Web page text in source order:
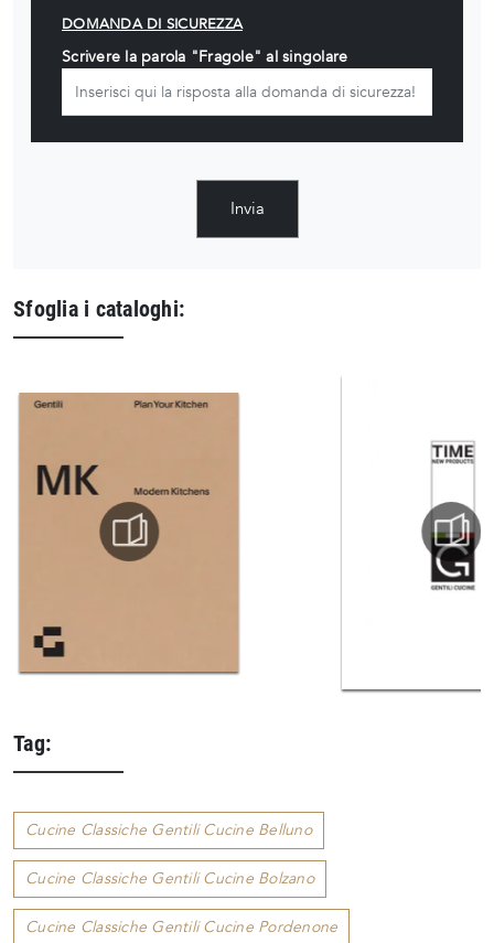
DOMANDA DI SICUREZZA
Scrivere la parola "Fragole" al singolare
Invia
Sfoglia i cataloghi:
Tag:
Cucine Classiche Gentili Cucine Belluno
Cucine Classiche Gentili Cucine Bolzano
Cucine Classiche Gentili Cucine Pordenone